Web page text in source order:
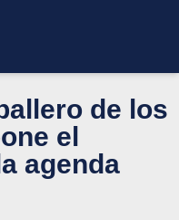
de los
el
agenda